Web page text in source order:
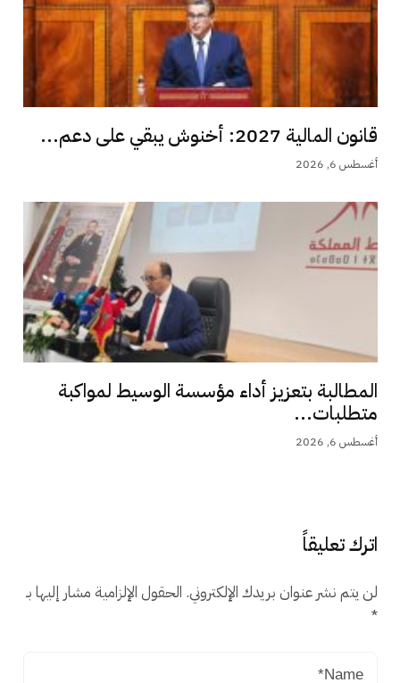
قانون المالية 2027: أخنوش يبقي على دعم...
أغسطس 6, 2026
المطالبة بتعزيز أداء مؤسسة الوسيط لمواكبة
متطلبات...
أغسطس 6, 2026
اترك تعليقاً
لن يتم نشر عنوان بريدك الإلكتروني. الحقول الإلزامية مشار إليها بـ
*